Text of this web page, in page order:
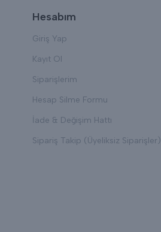
Hesabım
Giriş Yap
Kayıt Ol
Siparişlerim
Hesap Silme Formu
İade & Değişim Hattı
Sipariş Takip (Üyeliksiz Siparişler)